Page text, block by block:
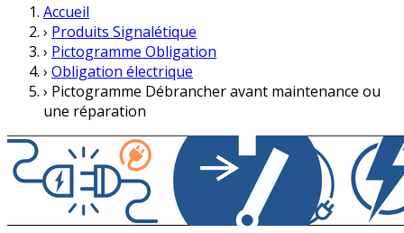
Accueil
› Produits Signalétique
› Pictogramme Obligation
› Obligation électrique
› Pictogramme Débrancher avant maintenance ou
une réparation